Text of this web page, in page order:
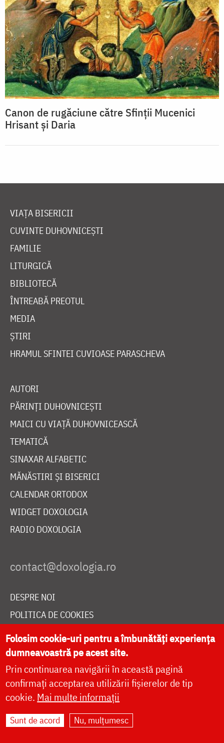
Canon de rugăciune către Sfinţii Mucenici
Hrisant şi Daria
VIAȚA BISERICII
CUVINTE DUHOVNICEȘTI
FAMILIE
LITURGICĂ
BIBLIOTECĂ
ÎNTREABĂ PREOTUL
MEDIA
ȘTIRI
HRAMUL SFINTEI CUVIOASE PARASCHEVA
AUTORI
PĂRINȚI DUHOVNICEȘTI
MAICI CU VIAȚĂ DUHOVNICEASCĂ
TEMATICĂ
SINAXAR ALFABETIC
MĂNĂSTIRI ȘI BISERICI
CALENDAR ORTODOX
WIDGET DOXOLOGIA
RADIO DOXOLOGIA
DESPRE NOI
POLITICA DE COOKIES
DONEAZĂ ONLINE PENTRU CATEDRALA NAȚIONALĂ
LIVE
Site dezvoltat deDOXOLOGIA MEDIA
Arhiepiscopia Iașilor | ©
Folosim cookie-uri pentru a îmbunătăți experiența
dumneavoastră pe acest site.
Prin continuarea navigării în această pagină
confirmați acceptarea utilizării fișierelor de tip
cookie. Mai multe informații
Sunt de acord Nu, mulțumesc